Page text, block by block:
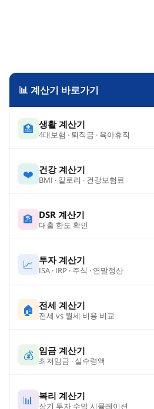
📊 계산기 바로가기
🏥 생활 계산기
4대보험 · 퇴직금 · 육아휴직
❤️ 건강 계산기
BMI · 칼로리 · 건강보험료
🏦 DSR 계산기
대출 한도 확인
📈 투자 계산기
ISA · IRP · 주식 · 연말정산
🏠 전세 계산기
전세 vs 월세 비용 비교
💰 임금 계산기
최저임금 · 실수령액
📊 복리 계산기
장기 투자 수익 시뮬레이션